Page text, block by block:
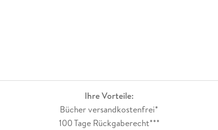
Ihre Vorteile:
Bücher versandkostenfrei*
100 Tage Rückgaberecht***